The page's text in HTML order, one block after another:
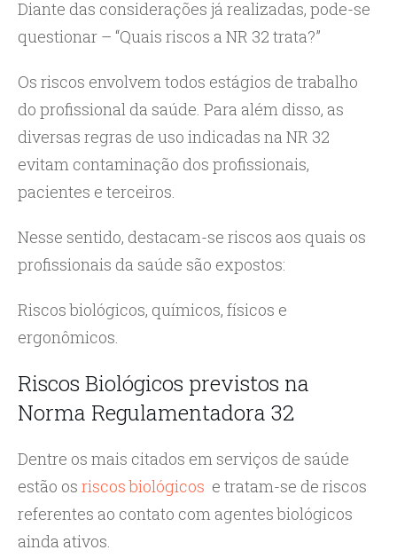
Diante das considerações já realizadas, pode-se
questionar – “Quais riscos a NR 32 trata?”
Os riscos envolvem todos estágios de trabalho
do profissional da saúde. Para além disso, as
diversas regras de uso indicadas na NR 32
evitam contaminação dos profissionais,
pacientes e terceiros.
Nesse sentido, destacam-se riscos aos quais os
profissionais da saúde são expostos:
Riscos biológicos, químicos, físicos e
ergonômicos.
Riscos Biológicos previstos na
Norma Regulamentadora 32
Dentre os mais citados em serviços de saúde
estão os riscos biológicos e tratam-se de riscos
referentes ao contato com agentes biológicos
ainda ativos.